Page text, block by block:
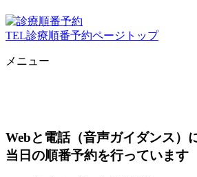
TEL診療順番予約ページトップ
メニュー
Webと電話（音声ガイダンス）
当日の順番予約を行っています